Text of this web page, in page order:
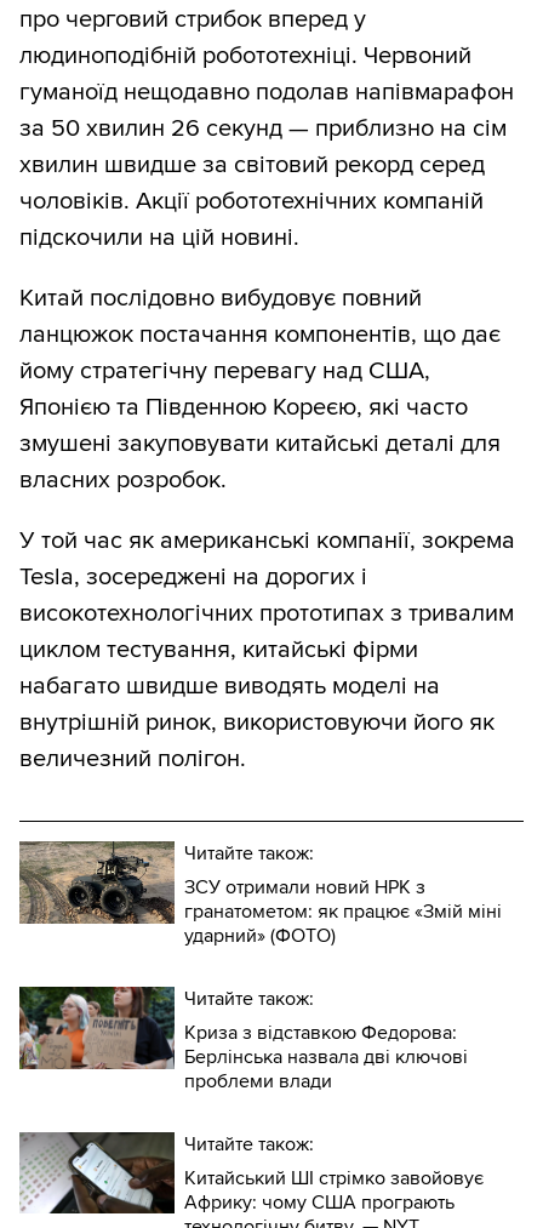
про черговий стрибок вперед у
людиноподібній робототехніці. Червоний
гуманоїд нещодавно подолав напівмарафон
за 50 хвилин 26 секунд — приблизно на сім
хвилин швидше за світовий рекорд серед
чоловіків. Акції робототехнічних компаній
підскочили на цій новині.
Китай послідовно вибудовує повний
ланцюжок постачання компонентів, що дає
йому стратегічну перевагу над США,
Японією та Південною Кореєю, які часто
змушені закуповувати китайські деталі для
власних розробок.
У той час як американські компанії, зокрема
Tesla, зосереджені на дорогих і
високотехнологічних прототипах з тривалим
циклом тестування, китайські фірми
набагато швидше виводять моделі на
внутрішній ринок, використовуючи його як
величезний полігон.
Читайте також:
ЗСУ отримали новий НРК з
гранатометом: як працює «Змій міні
ударний» (ФОТО)
Читайте також:
Криза з відставкою Федорова:
Берлінська назвала дві ключові
проблеми влади
Читайте також:
Китайський ШІ стрімко завойовує
Африку: чому США програють